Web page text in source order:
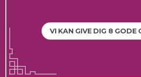
VI KAN GIVE DIG 8 GODE